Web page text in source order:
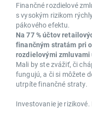
Finančné rozdielové
s vysokým rizikom
pákového efektu.
Na 77 % účtov
finančným stratám pri
rozdielovými
Mali by ste zvážiť, či
fungujú, a či si môžete
utrpíte finančné straty.
Investovanie je